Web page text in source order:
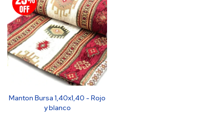
Manton Bursa 1,40x1,40 - Rojo
y blanco